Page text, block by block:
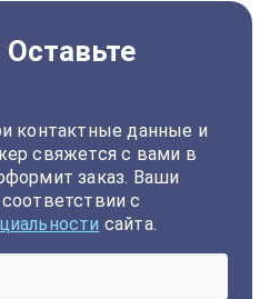
Оставьте
контактные данные и
свяжется с вами в
заказ. Ваши
с
сайта.